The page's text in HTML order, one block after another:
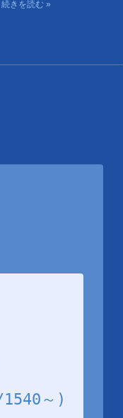
続きを読む »
～)